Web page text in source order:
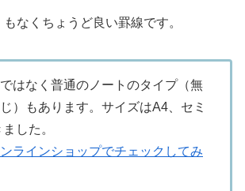
なくちょうど良い罫線です。
はなく普通のノートのタイプ（無
）もあります。サイズはA4、セミ
した。
ラインショップでチェックしてみ